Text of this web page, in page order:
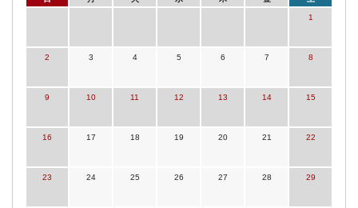
1
2 3 4 5 6 7 8
9 10 11 12 13 14 15
16 17 18 19 20 21 22
23 24 25 26 27 28 29